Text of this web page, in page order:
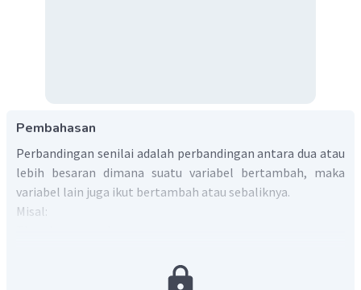
Pembahasan
Perbandingan senilai adalah perbandingan antara dua atau
lebih besaran dimana suatu variabel bertambah, maka
variabel lain juga ikut bertambah atau sebaliknya.
Misal: